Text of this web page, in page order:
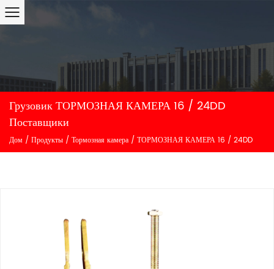
Грузовик ТОРМОЗНАЯ КАМЕРА 16 / 24DD
Поставщики
Дом / Продукты / Тормозная камера / ТОРМОЗНАЯ КАМЕРА 16 / 24DD